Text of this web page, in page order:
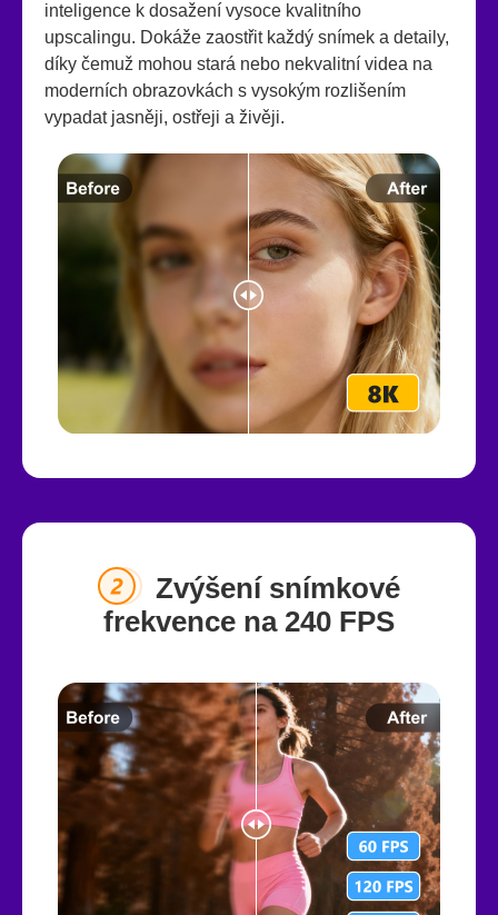
inteligence k dosažení vysoce kvalitního
upscalingu. Dokáže zaostřit každý snímek a detaily,
díky čemuž mohou stará nebo nekvalitní videa na
moderních obrazovkách s vysokým rozlišením
vypadat jasněji, ostřeji a živěji.
Zvýšení snímkové
frekvence na 240 FPS